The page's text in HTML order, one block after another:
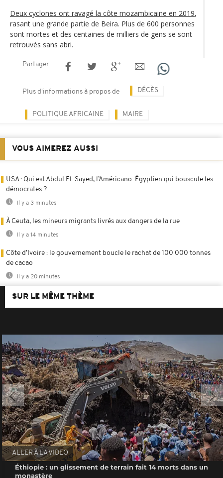
Deux cyclones ont ravagé la côte mozambicaine en 2019,
rasant une grande partie de Beira. Plus de 600 personnes
sont mortes et des centaines de milliers de gens se sont
retrouvés sans abri.
Partager
Plus d'informations à propos de DÉCÈS
POLITIQUE AFRICAINE MAIRE
VOUS AIMEREZ AUSSI
USA : Qui est Abdul El-Sayed, l’Américano-Égyptien qui bouscule les
démocrates ?
Il y a 3 minutes
À Ceuta, les mineurs migrants livrés aux dangers de la rue
Il y a 14 minutes
Côte d’Ivoire : le gouvernement boucle le rachat de 100 000 tonnes
de cacao
Il y a 20 minutes
SUR LE MÊME THÈME
ALLER À LA VIDEO
Éthiopie : un glissement de terrain fait 14 morts dans un
monastère